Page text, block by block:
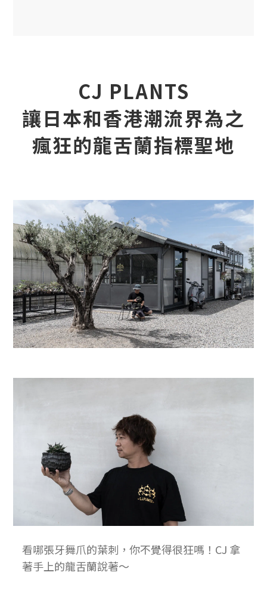
CJ PLANTS
讓日本和香港潮流界為之
瘋狂的龍舌蘭指標聖地
看哪張牙舞爪的葉刺，你不覺得很狂嗎！CJ 拿
著手上的龍舌蘭說著～